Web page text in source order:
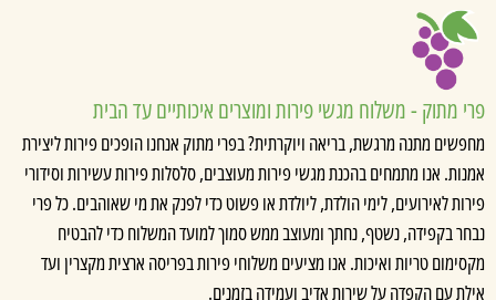
מתוק - משלוח מגשי פירות ומוצרים איכותיים עד הבית
מתנה מרגשת, בריאה ויוקרתית? בפרי מתוק אנחנו הופכים פירות ליצירת
אנו מתמחים בהכנת מגשי פירות מעוצבים, סלסלות פירות עשירות וסידורי
לאירועים, לימי הולדת, ליולדת או פשוט כדי לפנק את מי שאוהבים. כל פרי
בקפידה, נשטף, נחתך ומעוצב ממש סמוך למועד המשלוח כדי להבטיח
טריות ואיכות. אנו מציעים משלוחי פירות בפריסה ארצית מקצרין ועד
עם הקפדה על שירות אדיב ועמידה בזמנים.